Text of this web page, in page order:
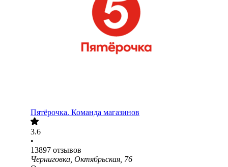
Пятёрочка. Команда магазинов
3.6
•
13897 отзывов
Черниговка, Октябрьская, 76